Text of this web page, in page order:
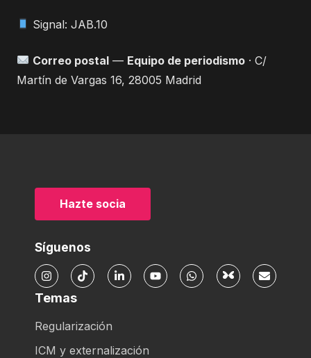
Signal: JAB.10
Correo postal — Equipo de periodismo · C/
Martín de Vargas 16, 28005 Madrid
Hazte socia
Síguenos
Temas
Regularización
ICM y externalización